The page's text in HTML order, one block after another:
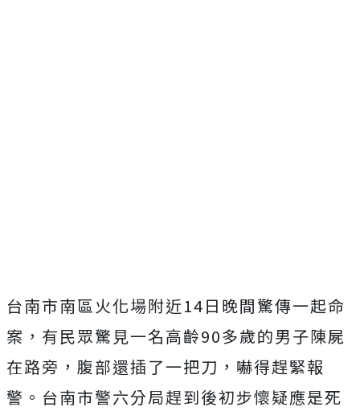
台南市南區火化場附近14日晚間驚傳一起命
案，有民眾驚見一名高齡90多歲的男子陳屍
在路旁，腹部還插了一把刀，嚇得趕緊報
警。台南市警六分局趕到後初步懷疑應是死